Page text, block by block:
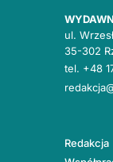
ul.
35-302
tel. +48
Redakcja